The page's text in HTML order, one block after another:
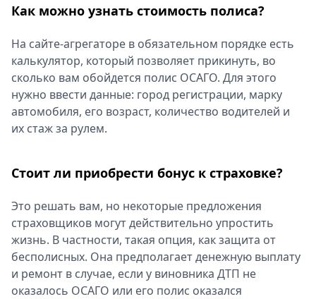
Как можно узнать стоимость полиса?
На сайте-агрегаторе в обязательном порядке есть
калькулятор, который позволяет прикинуть, во
сколько вам обойдется полис ОСАГО. Для этого
нужно ввести данные: город регистрации, марку
автомобиля, его возраст, количество водителей и
их стаж за рулем.
Стоит ли приобрести бонус к страховке?
Это решать вам, но некоторые предложения
страховщиков могут действительно упростить
жизнь. В частности, такая опция, как защита от
бесполисных. Она предполагает денежную выплату
и ремонт в случае, если у виновника ДТП не
оказалось ОСАГО или его полис оказался